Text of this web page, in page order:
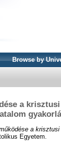
Browse by
a
a
Egyetem.